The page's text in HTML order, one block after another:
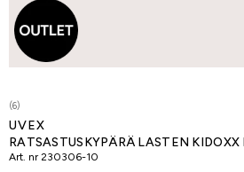
(6)
UVEX
RATSASTUSKYPÄRÄ LASTEN KIDOXX
Art. nr 230306-10